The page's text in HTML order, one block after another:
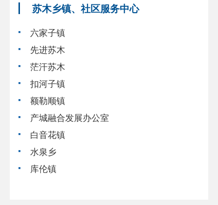
苏木乡镇、社区服务中心
六家子镇
先进苏木
茫汗苏木
扣河子镇
额勒顺镇
产城融合发展办公室
白音花镇
水泉乡
库伦镇